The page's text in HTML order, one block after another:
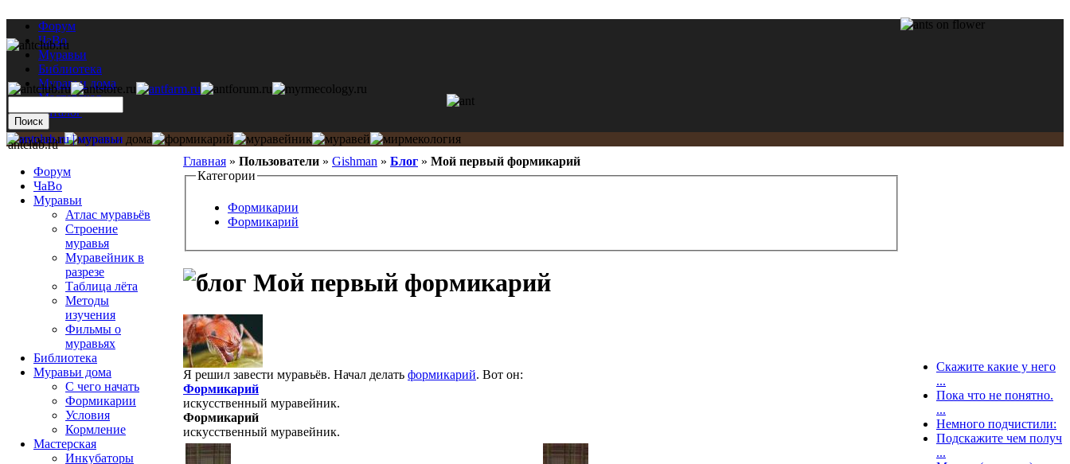
Форум
ЧаВо
Муравьи
Библиотека
Муравьи дома
Мастерская
Каталог
Главная » Пользователи » Gishman » Блог » Мой первый формикарий
Категории
Формикарии
Формикарий
Мой первый формикарий
Я решил завести муравьёв. Начал делать формикарий. Вот он:
Формикарий
искусственный муравейник.
Формикарий
искусственный муравейник.
antclub.ru
Форум
ЧаВо
Муравьи
Атлас муравьёв
Строение
муравья
Муравейник в
разрезе
Таблица лёта
Методы
изучения
Фильмы о
муравьях
Библиотека
Муравьи дома
С чего начать
Формикарии
Условия
Кормление
Мастерская
Инкубаторы
Скажите какие у него
...
Пока что не понятно.
...
Немного подчистили:
Подскажите чем получ
...